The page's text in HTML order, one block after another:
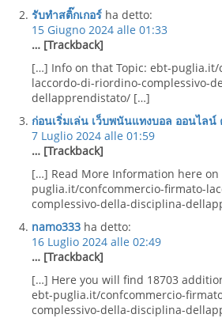
รับทำสติ๊กเกอร์ ha detto:
15 Giugno 2024 alle 01:33
… [Trackback]
[…] Info on that Topic: ebt-
laccordo-di-riordino-complessivo-
dellapprendistato/ […]
ก่อนเริ่มเล่น เว็บพนันแทงบอล ออนไลน์
7 Luglio 2024 alle 01:59
… [Trackback]
[…] Read More Information here on
puglia.it/confcommercio-firmato-
complessivo-della-disciplina-
namo333 ha detto:
16 Luglio 2024 alle 02:49
… [Trackback]
[…] Here you will find 18703
ebt-puglia.it/confcommercio-
complessivo-della-disciplina-